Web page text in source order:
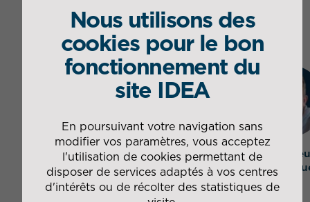
pour prétendre à terme à un CDI chez IDEA ou à un
emploi stable ailleurs.
Nous utilisons des
cookies pour le bon
fonctionnement du
site IDEA
En poursuivant votre navigation sans
modifier vos paramètres, vous acceptez
l'utilisation de cookies permettant de
disposer de services adaptés à vos centres
d'intérêts ou de récolter des statistiques de